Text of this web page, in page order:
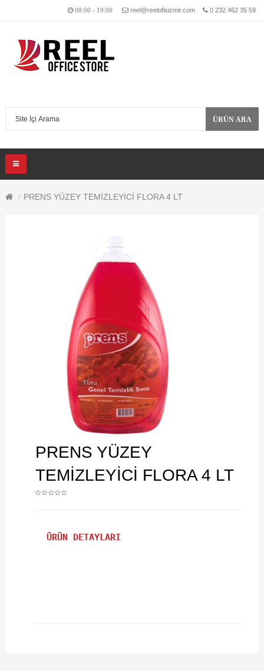
08:00 - 19:00 reel@reelofisizmir.com 0 232 462 35 59
ÜRÜN ARA
PRENS YÜZEY TEMİZLEYİCİ FLORA 4 LT
PRENS YÜZEY
TEMİZLEYİCİ FLORA 4 LT
ÜRÜN DETAYLARI